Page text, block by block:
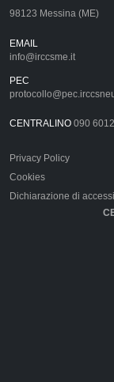
98123 Messina (ME)
EMAIL
info@irccsme.it
PEC
CENTRALINO 090
Privacy Policy
Cookies
Dichiarazione di